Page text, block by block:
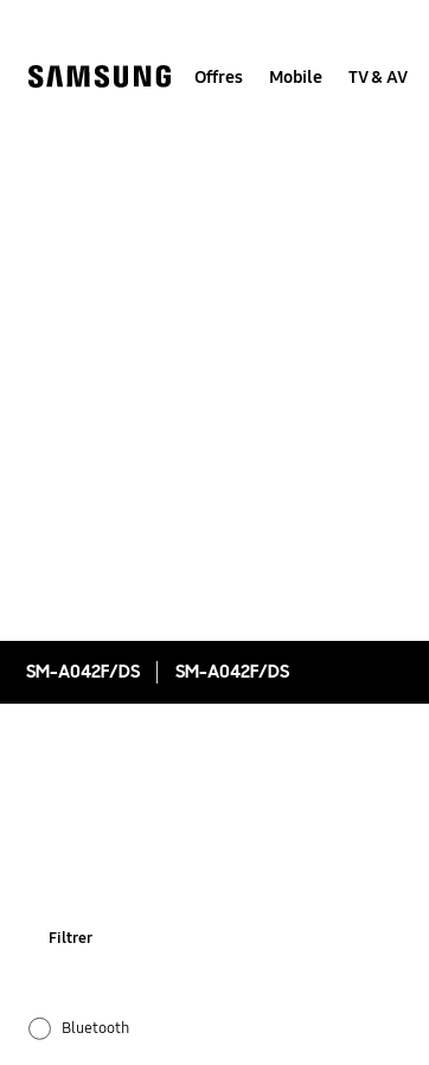
Offres Mobile TV & AV
SM-A042F/DS SM-A042F/DS
Filtrer
Bluetooth